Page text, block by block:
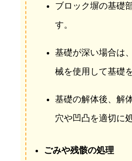
ブロック塀の基礎
す。
基礎が深い場合は
械を使用して基礎
基礎の解体後、解
穴や凹凸を適切に
ごみや残骸の処理